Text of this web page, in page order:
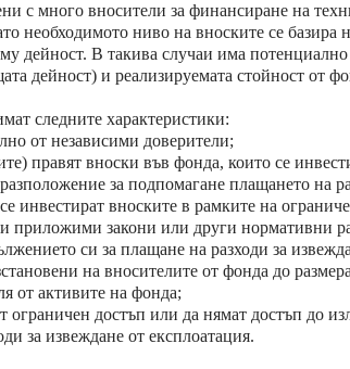
с много вносители за финансиране на
необходимото ниво на вноските се базира
дейност. В такива случаи има
дейност) и реализируемата стойност от
следните характеристики:
от независими доверители;
правят вноски във фонда, които се
за подпомагане плащането на
инвестират вноските в рамките на
приложими закони или други нормативни
си за плащане на разходи за
на вносителите от фонда до
от активите на фонда;
ограничен достъп или да нямат достъп до
за извеждане от експлоатация.